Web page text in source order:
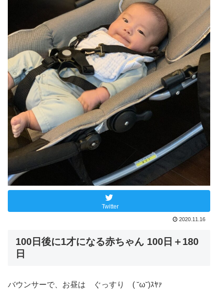
Twitter
2020.11.16
100日後に1才になる赤ちゃん 100日＋180
日
バウンサーで、お昼は ぐっすり ( ˘ω˘)ｽﾔｧ